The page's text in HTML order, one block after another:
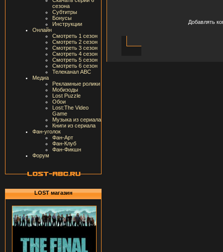
сезона
Субтитры
Бонусы
Инструкции
Онлайн
Смотреть 1 сезон
Смотреть 2 сезон
Смотреть 3 сезон
Смотреть 4 сезон
Смотреть 5 сезон
Смотреть 6 сезон
Телеканал ABC
Медиа
Рекламные ролики
Мобизоды
Lost Puzzle
Обои
Lost:The Video
Game
Музыка из сериала
Книги из сериала
Фан-уголок
Фан-Арт
Фан-Клуб
Фан-Фикшн
Форум
LOST магазин
Добавлять